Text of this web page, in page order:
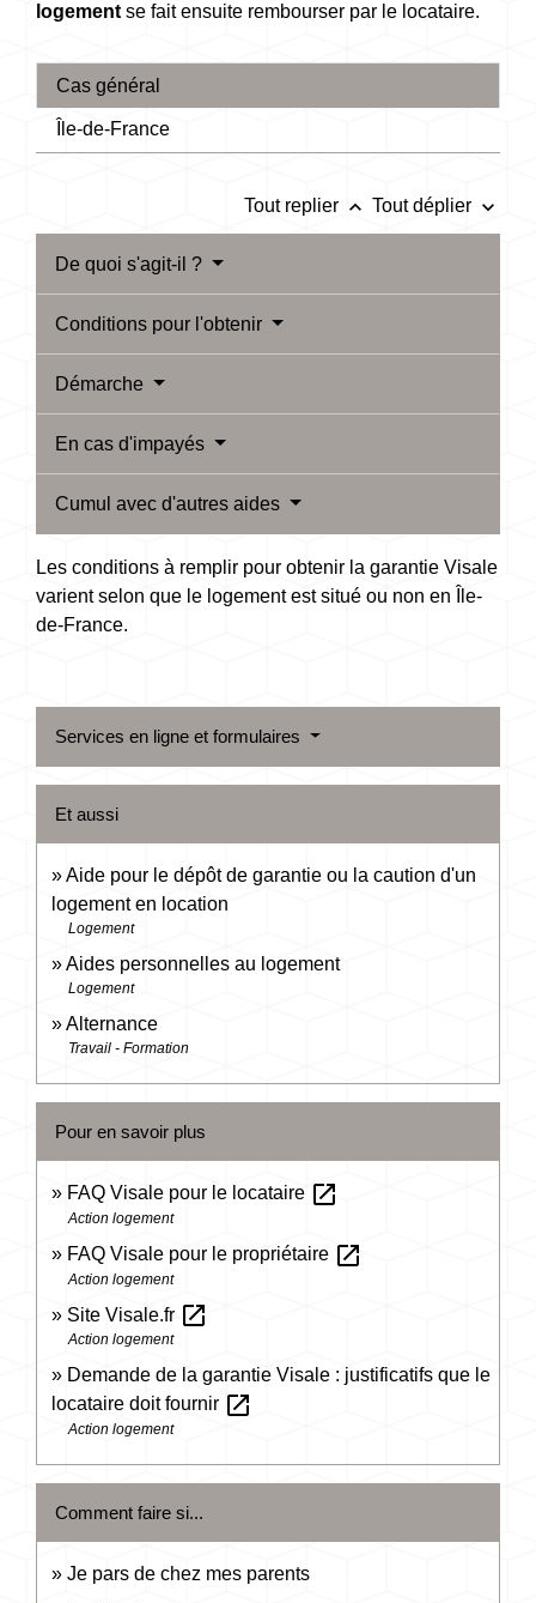
logement se fait ensuite rembourser par le locataire.
Cas général
Île-de-France
Tout replier keyboard_arrow_up Tout déplier keyboard_arrow_down
De quoi s'agit-il ?
Conditions pour l'obtenir
Démarche
En cas d'impayés
Cumul avec d'autres aides
Les conditions à remplir pour obtenir la garantie Visale
varient selon que le logement est situé ou non en Île-
de-France.
Services en ligne et formulaires
Et aussi
Aide pour le dépôt de garantie ou la caution d'un
logement en location
Logement
Aides personnelles au logement
Logement
Alternance
Travail - Formation
Pour en savoir plus
FAQ Visale pour le locataire open_in_new
Action logement
FAQ Visale pour le propriétaire open_in_new
Action logement
Site Visale.fr open_in_new
Action logement
Demande de la garantie Visale : justificatifs que le
locataire doit fournir open_in_new
Action logement
Comment faire si...
Je pars de chez mes parents